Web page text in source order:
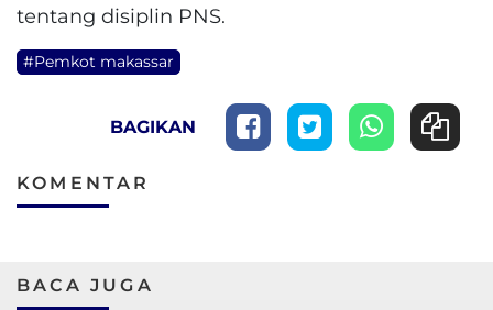
tentang disiplin PNS.
#Pemkot makassar
BAGIKAN
KOMENTAR
BACA JUGA